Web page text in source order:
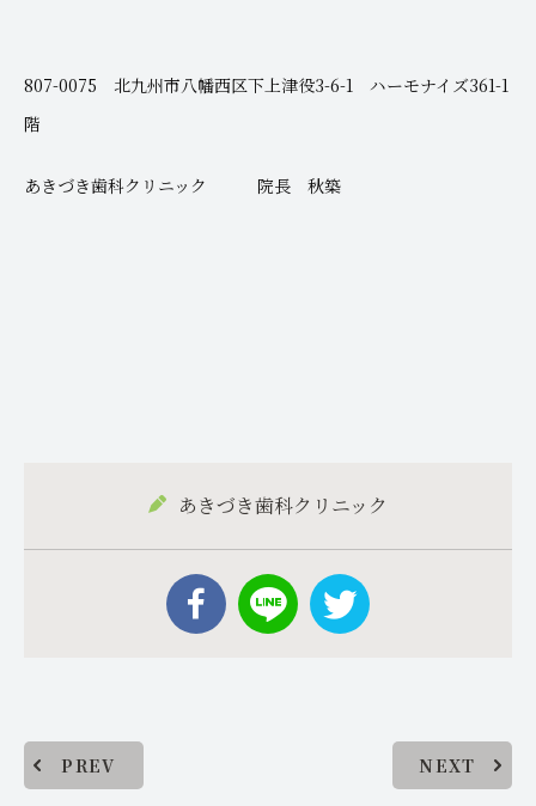
807-0075 北九州市八幡西区下上津役3-6-1 ハーモナイズ361-1
階
あきづき歯科クリニック 院長 秋築
あきづき歯科クリニック
PREV NEXT